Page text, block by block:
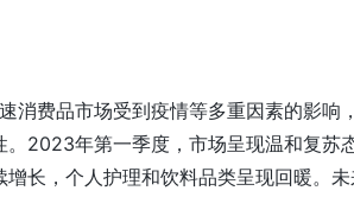
消费品市场受到疫情等多重因素的影响
。2023年第一季度，市场呈现温和复苏
增长，个人护理和饮料品类呈现回暖。